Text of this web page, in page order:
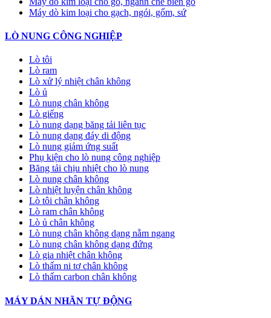
Máy dò kim loại cho gạch, ngói, gốm, sứ
LÒ NUNG CÔNG NGHIỆP
Lò tôi
Lò ram
Lò xử lý nhiệt chân không
Lò ủ
Lò nung chân không
Lò giếng
Lò nung dạng băng tải liên tục
Lò nung dạng đáy di động
Lò nung giảm ứng suất
Phụ kiện cho lò nung công nghiệp
Băng tải chịu nhiệt cho lò nung
Lò nung chân không
Lò nhiệt luyện chân không
Lò tôi chân không
Lò ram chân không
Lò ủ chân không
Lò nung chân không dạng nằm ngang
Lò nung chân không dạng đứng
Lò gia nhiệt chân không
Lò thấm ni tơ chân không
Lò thấm carbon chân không
MÁY DÁN NHÃN TỰ ĐỘNG